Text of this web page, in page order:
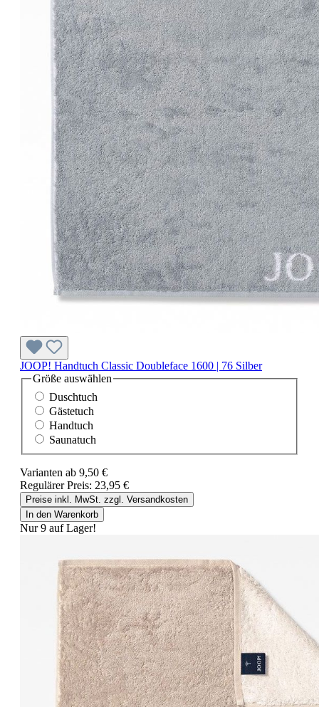
JOOP! Handtuch Classic Doubleface 1600 | 76 Silber
Größe auswählen
Duschtuch
Gästetuch
Handtuch
Saunatuch
Varianten ab 9,50 €
Regulärer Preis: 23,95 €
Preise inkl. MwSt. zzgl. Versandkosten
In den Warenkorb
Nur 9 auf Lager!